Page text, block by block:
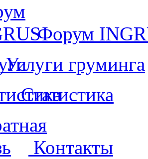
Форум
Услуги груминга
Статистика
Контакты